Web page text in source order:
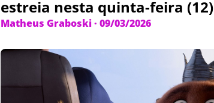
estreia nesta quinta-feira (12)
Matheus Graboski· 09/03/2026